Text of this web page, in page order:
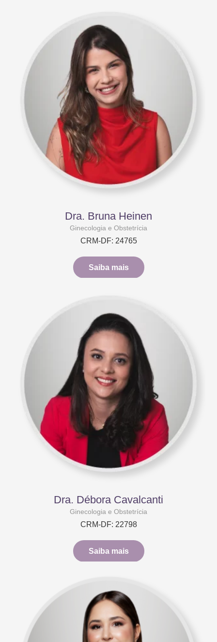
Dra. Bruna Heinen
Ginecologia e Obstetrícia
CRM-DF: 24765
Saiba mais
Dra. Débora Cavalcanti
Ginecologia e Obstetrícia
CRM-DF: 22798
Saiba mais